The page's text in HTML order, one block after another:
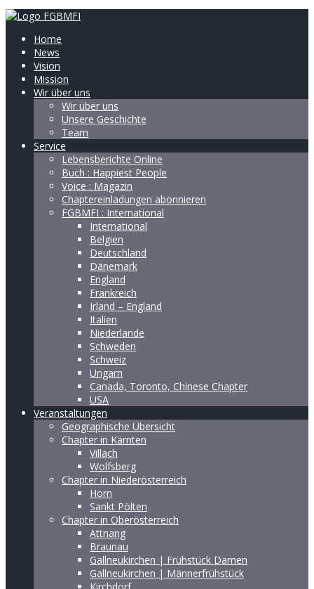
Home
News
Vision
Mission
Wir über uns
Wir über uns
Unsere Geschichte
Team
Service
Lebensberichte Online
Buch : Happiest People
Voice : Magazin
Chaptereinladungen abonnieren
FGBMFI : International
International
Belgien
Deutschland
Dänemark
England
Frankreich
Irland – England
Italien
Niederlande
Schweden
Schweiz
Ungarn
Canada, Toronto, Chinese Chapter
USA
Veranstaltungen
Geographische Übersicht
Chapter in Kärnten
Villach
Wolfsberg
Chapter in Niederösterreich
Horn
Sankt Pölten
Chapter in Oberösterreich
Attnang
Braunau
Gallneukirchen | Frühstück Damen
Gallneukirchen | Männerfrühstück